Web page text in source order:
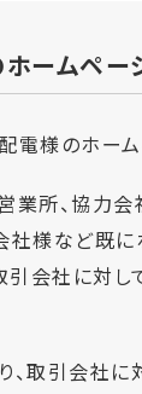
ームペー
電様のホーム
業所、協力会
社様など既に
引会社に対
、取引会社